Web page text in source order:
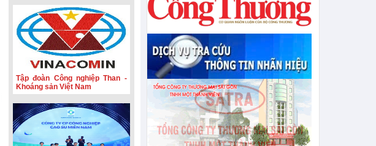
Tập đoàn Công nghiệp Than -
Khoáng sản Việt Nam